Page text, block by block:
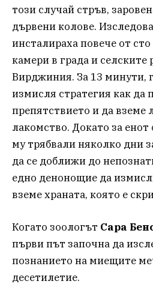
този случай стръв,
дървени колове.
инсталираха повече от
камери в града и селските
Вирджиния. За 13 минути,
измисля стратегия как да
препятствието и да вземе
лакомство. Докато за енот
му трябвали няколко дни
да се доближи до
едно денонощие да
вземе храната, която е
Когато зоологът Сара
първи път започна да
познанието на миещите
десетилетие.